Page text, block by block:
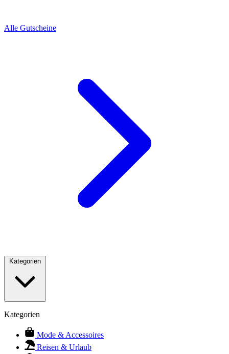
Alle Gutscheine
Kategorien
Mode & Accessoires
Reisen & Urlaub